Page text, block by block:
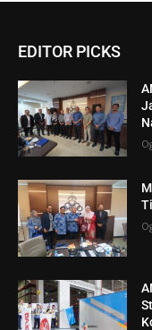
EDITOR PICKS